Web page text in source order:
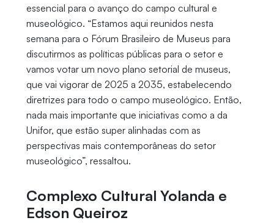
essencial para o avanço do campo cultural e
museológico. “Estamos aqui reunidos nesta
semana para o Fórum Brasileiro de Museus para
discutirmos as políticas públicas para o setor e
vamos votar um novo plano setorial de museus,
que vai vigorar de 2025 a 2035, estabelecendo
diretrizes para todo o campo museológico. Então,
nada mais importante que iniciativas como a da
Unifor, que estão super alinhadas com as
perspectivas mais contemporâneas do setor
museológico”, ressaltou.
Complexo Cultural Yolanda e
Edson Queiroz